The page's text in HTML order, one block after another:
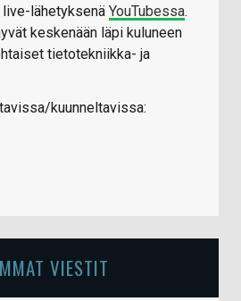
lähetyksenä YouTubessa.
keskenään läpi kuluneen
tietotekniikka- ja
kuunneltavissa:
VIESTIT